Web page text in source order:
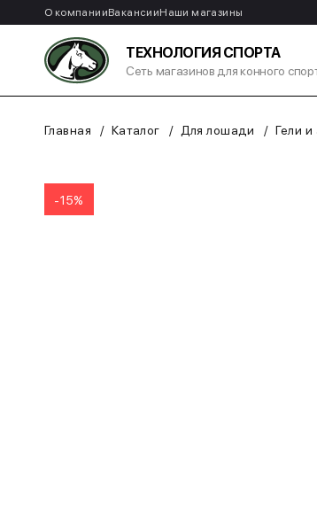
О компанииВакансииНаши магазины
ТЕХНОЛОГИЯ СПОРТА
Сеть магазинов для конного
Главная Каталог Для лошади Гели
-15%